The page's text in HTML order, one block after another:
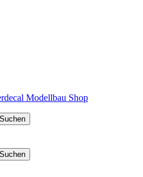
Suchen
Suchen